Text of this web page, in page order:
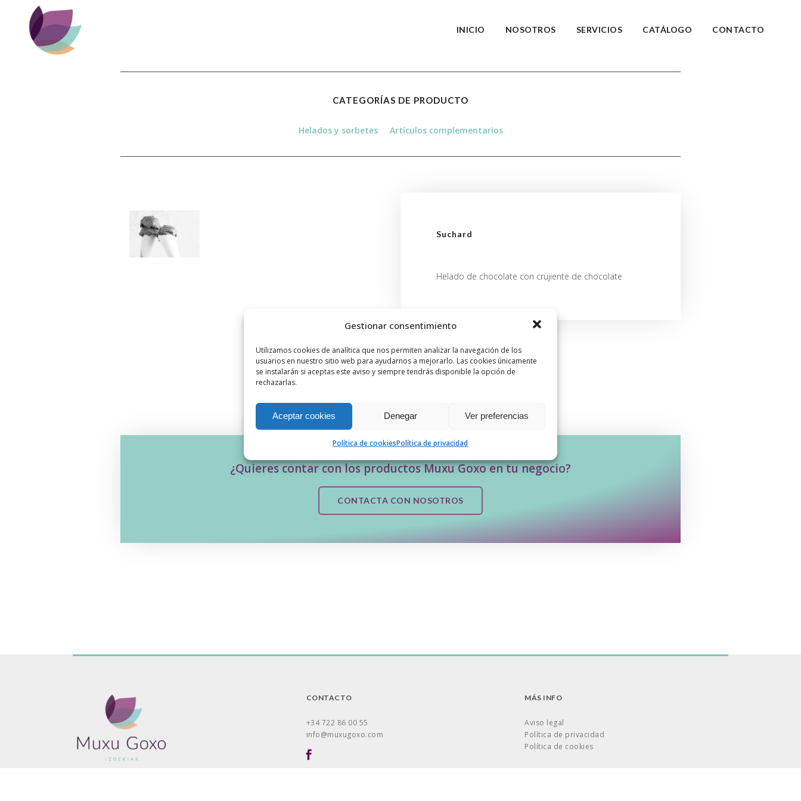
Gestionar consentimiento
Utilizamos cookies de analítica que nos permiten analizar la navegación de los
usuarios en nuestro sitio web para ayudarnos a mejorarlo. Las cookies únicamente
se instalarán si aceptas este aviso y siempre tendrás disponible la opción de
rechazarlas.
Aceptar cookies Denegar Ver preferencias
Política de cookiesPolítica de privacidad
INICIO NOSOTROS SERVICIOS CATÁLOGO CONTACTO
CATEGORÍAS DE PRODUCTO
Helados y sorbetes Artículos complementarios
Suchard
Helado de chocolate con crujiente de chocolate
Anterior Siguiente
¿Quieres contar con los productos Muxu Goxo en tu negocio?
CONTACTA CON NOSOTROS
CONTACTO
+34 722 86 00 55
info@muxugoxo.com
MÁS INFO
Aviso legal
Política de privacidad
Política de cookies